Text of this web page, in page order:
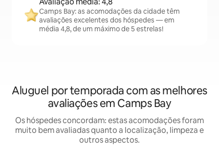
Camps Bay: as acomodações da cidade têm
avaliações excelentes dos hóspedes — em
média 4,8, de um máximo de 5 estrelas!
Aluguel por temporada com as melhores
avaliações em Camps Bay
Os hóspedes concordam: estas acomodações foram
muito bem avaliadas quanto a localização, limpeza e
outros aspectos.